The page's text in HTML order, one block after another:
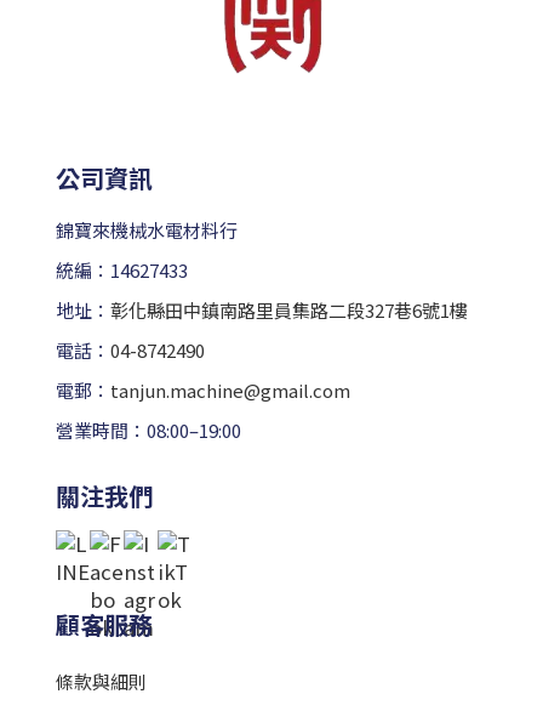
公司資訊
錦寶來機械水電材料行
統編：14627433
地址： 彰化縣田中鎮南路里員集路二段327巷6號1樓
電話： 04-8742490
電郵： tanjun.machine@gmail.com
營業時間：08:00–19:00
關注我們
顧客服務
條款與細則